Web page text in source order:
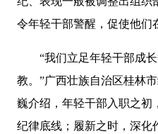
令年轻干部警醒，促使他们
“我们立足年轻干部成长
教。”广西壮族自治区桂林
巍介绍，年轻干部入职之初
纪律底线；履新之时，深化